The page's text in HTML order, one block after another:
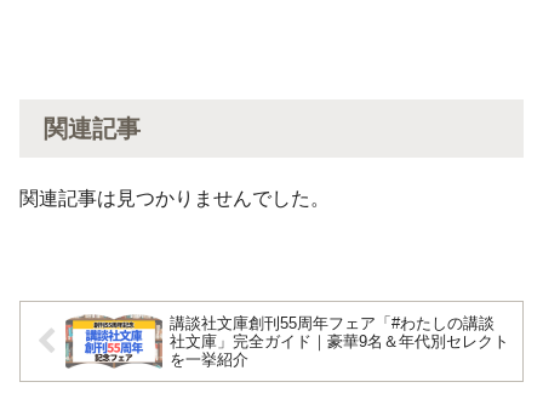
関連記事
関連記事は見つかりませんでした。
講談社文庫創刊55周年フェア「#わたしの講談
社文庫」完全ガイド｜豪華9名＆年代別セレクト
を一挙紹介